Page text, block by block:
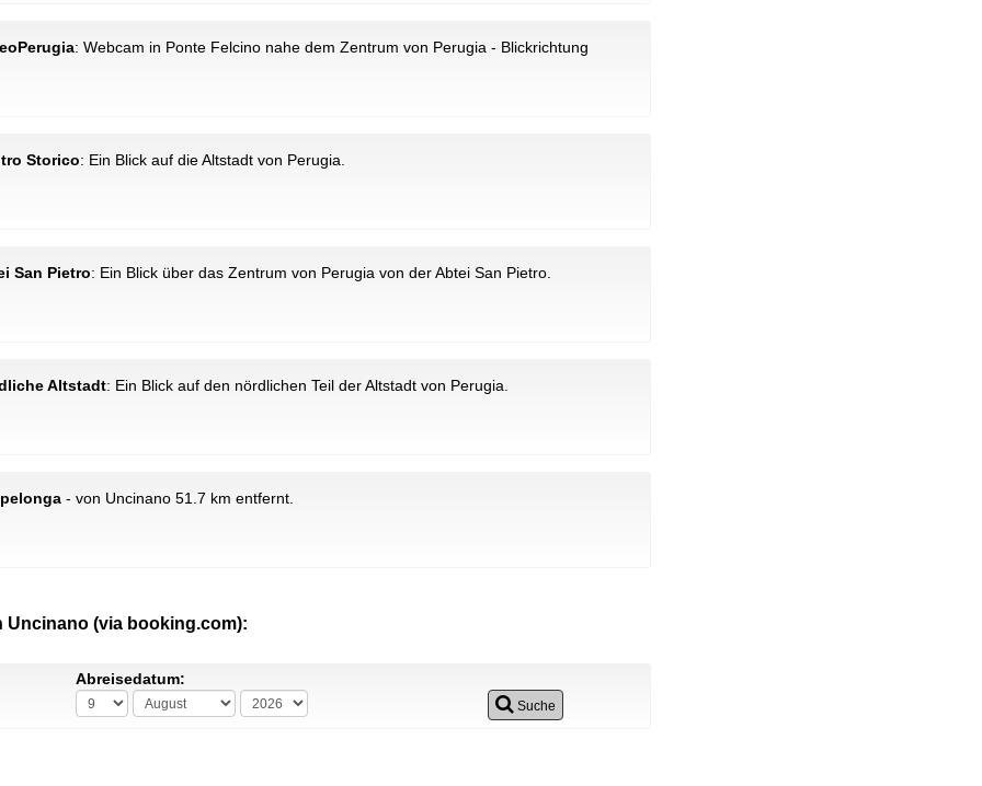
: Webcam in Ponte Felcino nahe dem Zentrum von Perugia - Blickrichtung
Storico: Ein Blick auf die Altstadt von Perugia.
San Pietro: Ein Blick über das Zentrum von Perugia von der Abtei San Pietro.
Altstadt: Ein Blick auf den nördlichen Teil der Altstadt von Perugia.
- von Uncinano 51.7 km entfernt.
(via booking.com):
Abreisedatum:
Suche